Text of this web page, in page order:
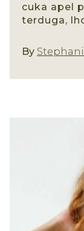
cuka apel
terduga,
By